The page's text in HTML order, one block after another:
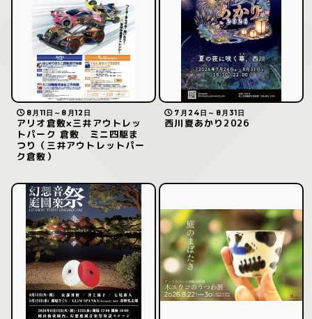
8月11日～8月12日
アリオ倉敷×三井アウトレッ
トパーク 倉敷 ミニ四駆ま
つり（三井アウトレットパー
ク倉敷）
7月24日～8月31日
西川夏あかり2026